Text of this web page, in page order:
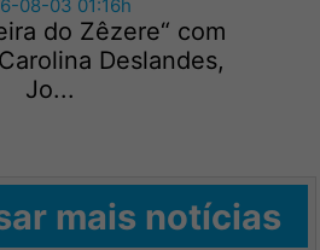
08-03 01:16h
do Zêzere“ com
Deslandes,
Jo...
mais notícias